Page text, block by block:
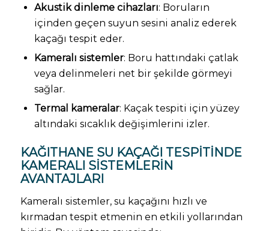
Akustik dinleme cihazları: Boruların
içinden geçen suyun sesini analiz ederek
kaçağı tespit eder.
Kameralı sistemler: Boru hattındaki çatlak
veya delinmeleri net bir şekilde görmeyi
sağlar.
Termal kameralar: Kaçak tespiti için yüzey
altındaki sıcaklık değişimlerini izler.
KAĞITHANE SU KAÇAĞI TESPITINDE
KAMERALI SISTEMLERIN
AVANTAJLARI
Kameralı sistemler, su kaçağını hızlı ve
kırmadan tespit etmenin en etkili yollarından